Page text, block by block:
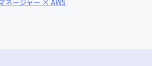
ネージャー × AWS